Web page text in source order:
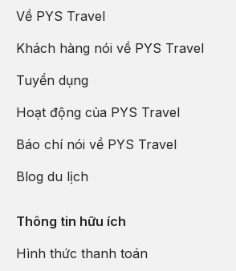
Matxcova. Ở đây không có những
Về PYS Travel
Khách hàng nói về PYS Travel
Tuyển dụng
Hoạt động của PYS Travel
Báo chí nói về PYS Travel
Blog du lịch
Thông tin hữu ích
Hình thức thanh toán